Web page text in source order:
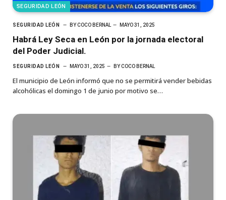
SEGURIDAD LEÓN
SEGURIDAD LEÓN BYCOCO BERNAL MAYO 31, 2025
Habrá Ley Seca en León por la jornada electoral
del Poder Judicial.
SEGURIDAD LEÓN MAYO 31, 2025 BYCOCO BERNAL
El municipio de León informó que no se permitirá vender bebidas
alcohólicas el domingo 1 de junio por motivo se…